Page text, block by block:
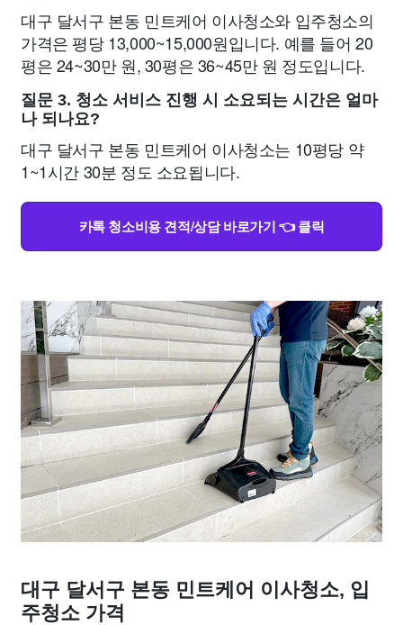
대구 달서구 본동 민트케어 이사청소와 입주청소의
가격은 평당 13,000~15,000원입니다. 예를 들어 20
평은 24~30만 원, 30평은 36~45만 원 정도입니다.
질문 3. 청소 서비스 진행 시 소요되는 시간은 얼마
나 되나요?
대구 달서구 본동 민트케어 이사청소는 10평당 약
1~1시간 30분 정도 소요됩니다.
카톡 청소비용 견적/상담 바로가기 👈 클릭
대구 달서구 본동 민트케어 이사청소, 입
주청소 가격